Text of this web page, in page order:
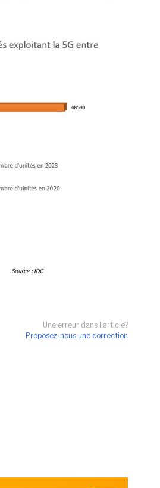
Une erreur dans l'article?
Proposez-nous une correction